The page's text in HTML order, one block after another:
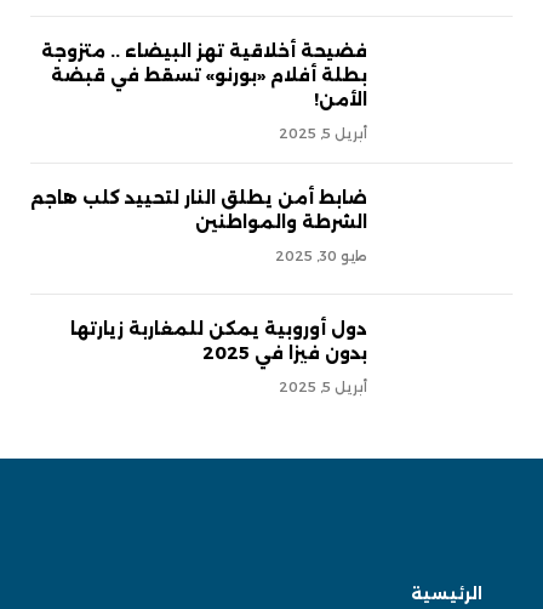
فضيحة أخلاقية تهز البيضاء .. متزوجة
بطلة أفلام «بورنو» تسقط في قبضة
الأمن!
أبريل 5, 2025
ضابط أمن يطلق النار لتحييد كلب هاجم
الشرطة والمواطنين
مايو 30, 2025
دول أوروبية يمكن للمغاربة زيارتها
بدون فيزا في 2025
أبريل 5, 2025
الرئيسية